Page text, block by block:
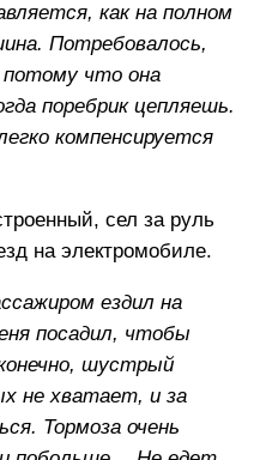
как на полном
Потребовалось,
потому что она
поребрик цепляешь.
компенсируется
сел за руль
на электромобиле.
ездил на
посадил, чтобы
шустрый
не хватает, и за
Тормоза очень